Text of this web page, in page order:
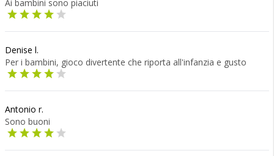
Ai bambini sono piaciuti
Denise l.
Per i bambini, gioco divertente che riporta all'infanzia e gusto
Antonio r.
Sono buoni